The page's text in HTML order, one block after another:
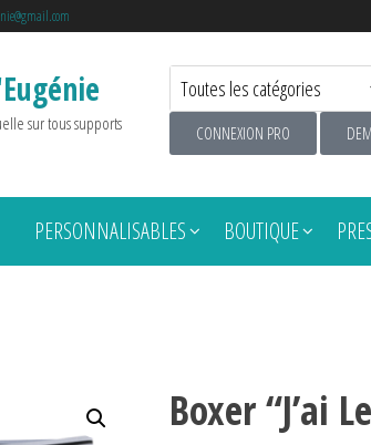
sur tous supports CONNEXION PRO
PERSONNALISABLES BOUTIQUE
Boxer “J’ai